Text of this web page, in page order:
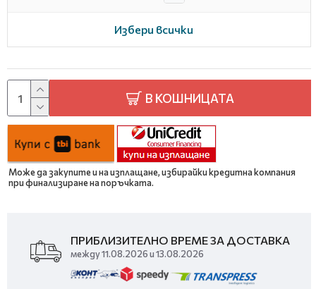
Избери всички
В КОШНИЦАТА
Може да закупите и на изплащане, избирайки кредитна компания
при финализиране на поръчката.
ПРИБЛИЗИТЕЛНО ВРЕМЕ ЗА ДОСТАВКА
между 11.08.2026 и 13.08.2026